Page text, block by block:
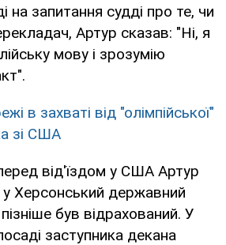
на запитання судді про те, чи
Артур сказав: "Ні, я
мову і зрозумію
в захваті від "олімпійської"
зі США
від'їздом у США Артур
у Херсонський державний
був відрахований. У
заступника декана